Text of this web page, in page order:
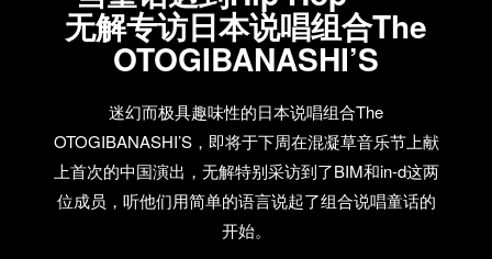
无解专访日本说唱组合The
OTOGIBANASHI’S
迷幻而极具趣味性的日本说唱组合The
OTOGIBANASHI’S，即将于下周在混凝草音乐节上献
上首次的中国演出，无解特别采访到了BIM和in-d这两
位成员，听他们用简单的语言说起了组合说唱童话的
开始。